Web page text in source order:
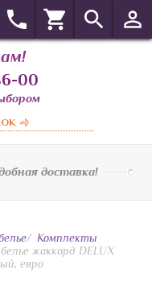
00
доставка!
/ Комплекты
жаккард DELUX
евро